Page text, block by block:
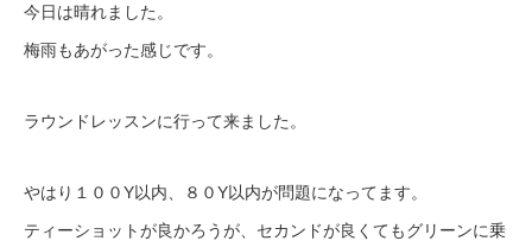
今日は晴れました。
梅雨もあがった感じです。
ラウンドレッスンに行って来ました。
やはり１００Y以内、８０Y以内が問題になってます。
ティーショットが良かろうが、セカンドが良くてもグリーンに乗